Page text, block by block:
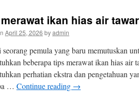
Ikan
ikan hias air
April 25, 2026 byadmin
seorang pemula yang baru memutuskan
beberapa tips merawat ikan hias
perhatian ekstra dan pengetahuan
… Continue reading →